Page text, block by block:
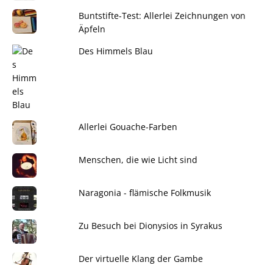
Buntstifte-Test: Allerlei Zeichnungen von
Äpfeln
Des Himmels Blau
Allerlei Gouache-Farben
Menschen, die wie Licht sind
Naragonia - flämische Folkmusik
Zu Besuch bei Dionysios in Syrakus
Der virtuelle Klang der Gambe